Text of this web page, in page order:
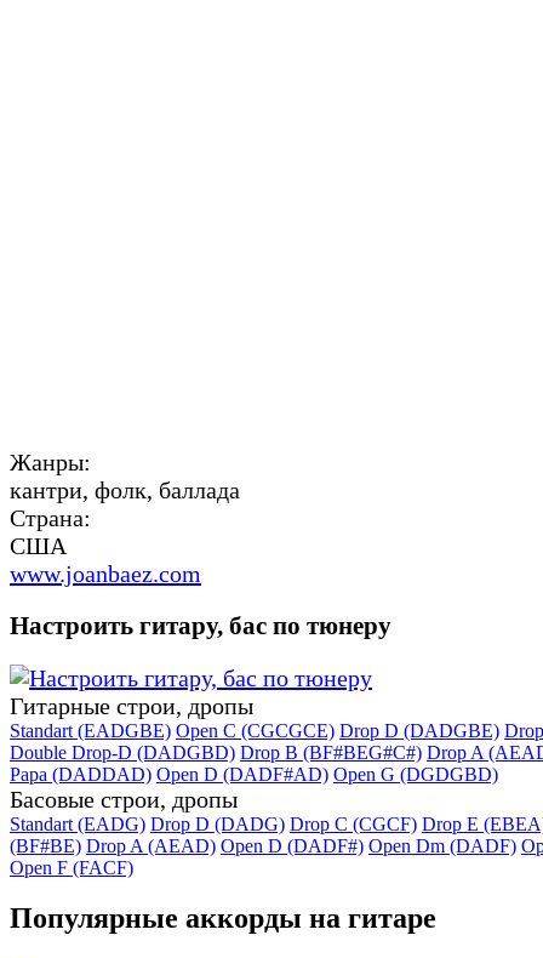
Жанры:
кантри, фолк, баллада
Страна:
США
www.joanbaez.com
Настроить гитару, бас по тюнеру
Гитарные строи, дропы
Standart (EADGBE) Open C (CGCGCE) Drop D (DADGBE)
Double Drop-D (DADGBD) Drop B (BF#BEG#C#) Drop A
Papa (DADDAD) Open D (DADF#AD) Open G (DGDGBD)
Басовые строи, дропы
Standart (EADG) Drop D (DADG) Drop C (CGCF) Drop E
(BF#BE) Drop A (AEAD) Open D (DADF#) Open Dm (DADF)
Open F (FACF)
Популярные аккорды на гитаре